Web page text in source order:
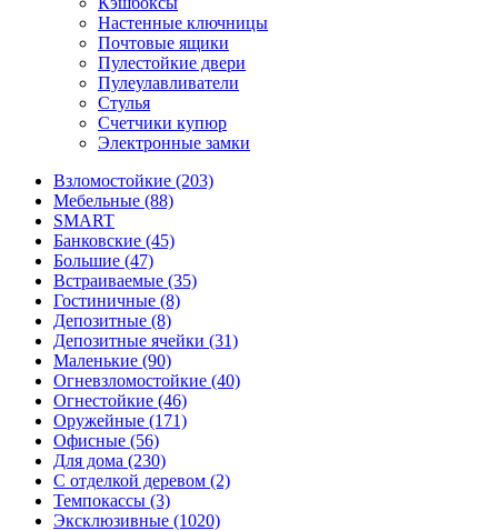
Настенные ключницы
Почтовые ящики
Пулестойкие двери
Пулеулавливатели
Стулья
Счетчики купюр
Электронные замки
Взломостойкие (203)
Мебельные (88)
SMART
Банковские (45)
Большие (47)
Встраиваемые (35)
Гостиничные (8)
Депозитные (8)
Депозитные ячейки (31)
Маленькие (90)
Огневзломостойкие (40)
Огнестойкие (46)
Оружейные (171)
Офисные (56)
Для дома (230)
С отделкой деревом (2)
Темпокассы (3)
Эксклюзивные (1020)